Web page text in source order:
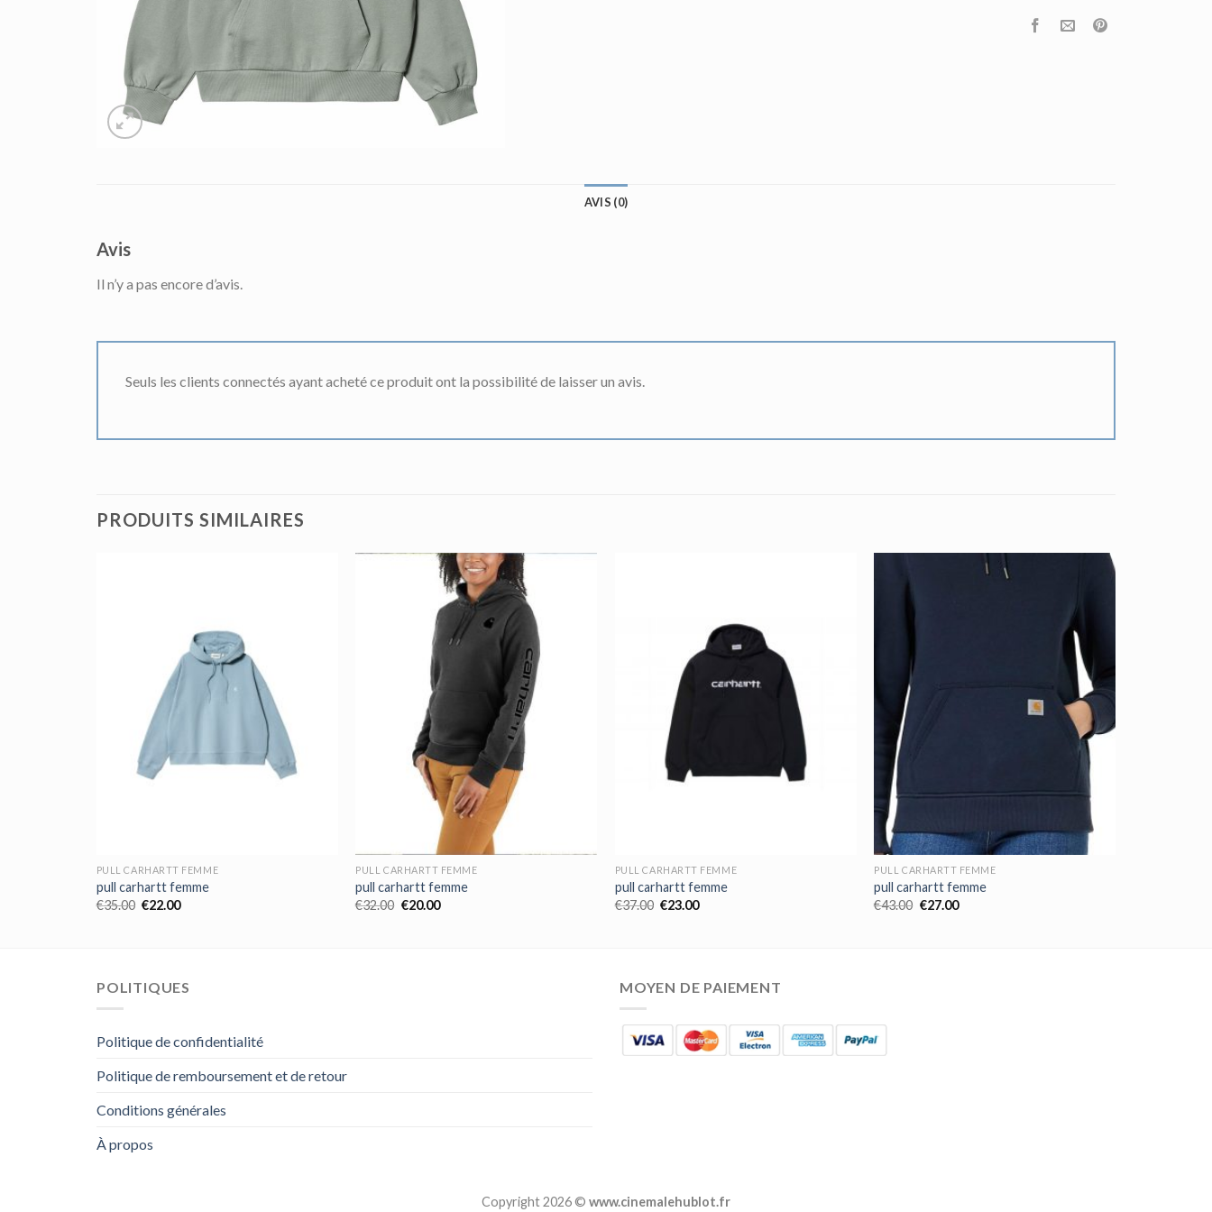
AVIS (0)
Avis
Il n’y a pas encore d’avis.
Seuls les clients connectés ayant acheté ce produit ont la possibilité de laisser un avis.
PRODUITS SIMILAIRES
PULL CARHARTT FEMME
pull carhartt femme
€35.00 €22.00
PULL CARHARTT FEMME
pull carhartt femme
€32.00 €20.00
PULL CARHARTT FEMME
pull carhartt femme
€37.00 €23.00
PULL CARHARTT FEMME
pull carhartt femme
€43.00 €27.00
POLITIQUES
Politique de confidentialité
Politique de remboursement et de retour
Conditions générales
À propos
MOYEN DE PAIEMENT
Copyright 2026 © www.cinemalehublot.fr